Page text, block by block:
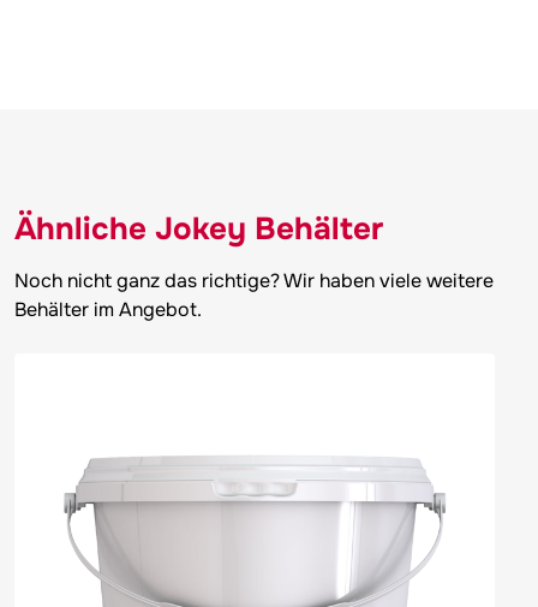
Ähnliche Jokey Behälter
Noch nicht ganz das richtige? Wir haben viele weitere
Behälter im Angebot.